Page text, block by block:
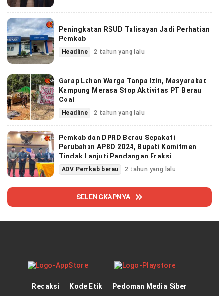
Peningkatan RSUD Talisayan Jadi Perhatian
Pemkab
Headline 2 tahun yang lalu
Garap Lahan Warga Tanpa Izin, Masyarakat
Kampung Merasa Stop Aktivitas PT Berau
Coal
Headline 2 tahun yang lalu
Pemkab dan DPRD Berau Sepakati
Perubahan APBD 2024, Bupati Komitmen
Tindak Lanjuti Pandangan Fraksi
ADV Pemkab berau 2 tahun yang lalu
SELENGKAPNYA
Redaksi Kode Etik
Pedoman Media Siber